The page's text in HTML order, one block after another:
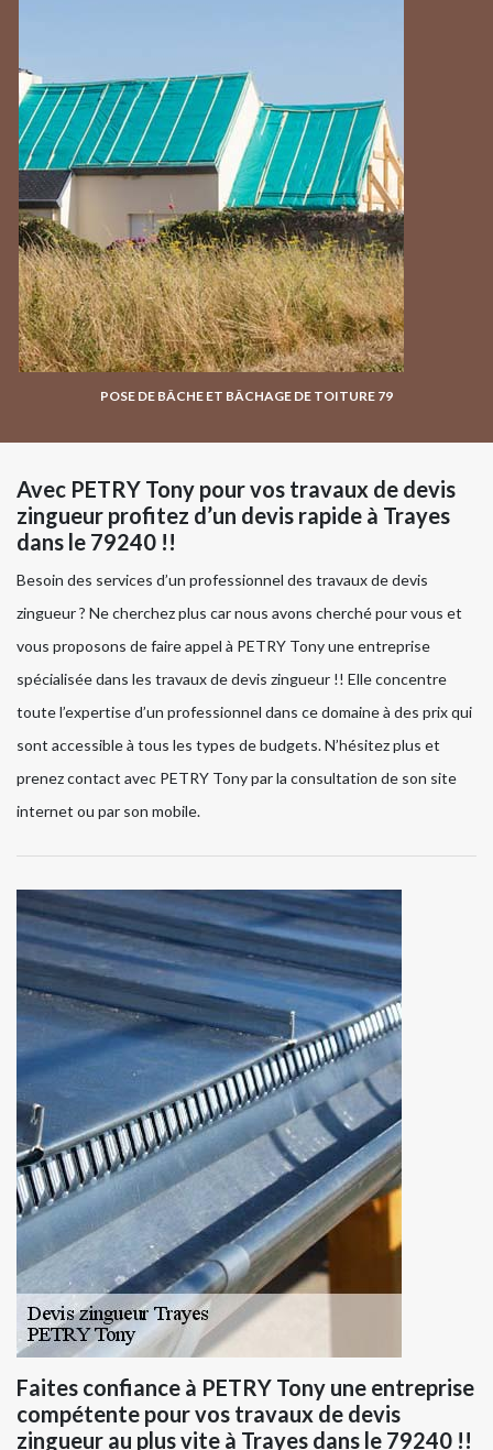
POSE DE BÂCHE ET BÂCHAGE DE TOITURE 79
Avec PETRY Tony pour vos travaux de devis
zingueur profitez d’un devis rapide à Trayes
dans le 79240 !!
Besoin des services d’un professionnel des travaux de devis
zingueur ? Ne cherchez plus car nous avons cherché pour vous et
vous proposons de faire appel à PETRY Tony une entreprise
spécialisée dans les travaux de devis zingueur !! Elle concentre
toute l’expertise d’un professionnel dans ce domaine à des prix qui
sont accessible à tous les types de budgets. N’hésitez plus et
prenez contact avec PETRY Tony par la consultation de son site
internet ou par son mobile.
Faites confiance à PETRY Tony une entreprise
compétente pour vos travaux de devis
zingueur au plus vite à Trayes dans le 79240 !!